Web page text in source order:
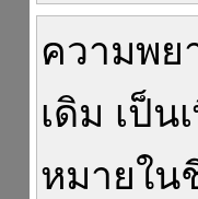
ความพย
เดิม เป็น
หมายใน